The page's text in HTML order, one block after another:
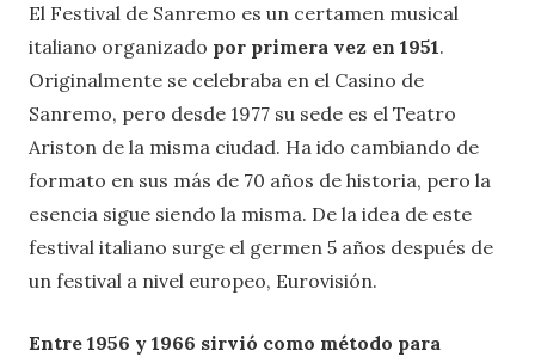
El Festival de Sanremo es un certamen musical
italiano organizado por primera vez en 1951.
Originalmente se celebraba en el Casino de
Sanremo, pero desde 1977 su sede es el Teatro
Ariston de la misma ciudad. Ha ido cambiando de
formato en sus más de 70 años de historia, pero la
esencia sigue siendo la misma. De la idea de este
festival italiano surge el germen 5 años después de
un festival a nivel europeo, Eurovisión.
Entre 1956 y 1966 sirvió como método para